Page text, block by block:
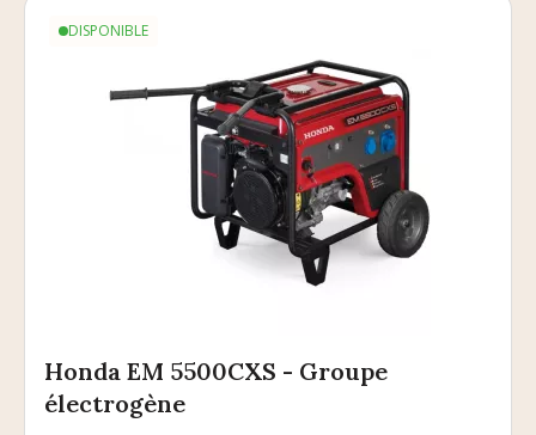
DISPONIBLE
Honda EM 5500CXS - Groupe
électrogène